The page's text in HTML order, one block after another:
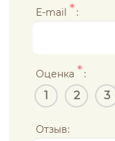
E-mail * :
Оценка * :
1 2 3
Отзыв: